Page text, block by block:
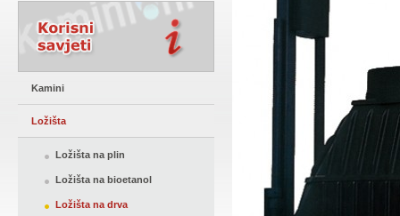
Kamini
Ložišta
Ložišta na plin
Ložišta na bioetanol
Ložišta na drva